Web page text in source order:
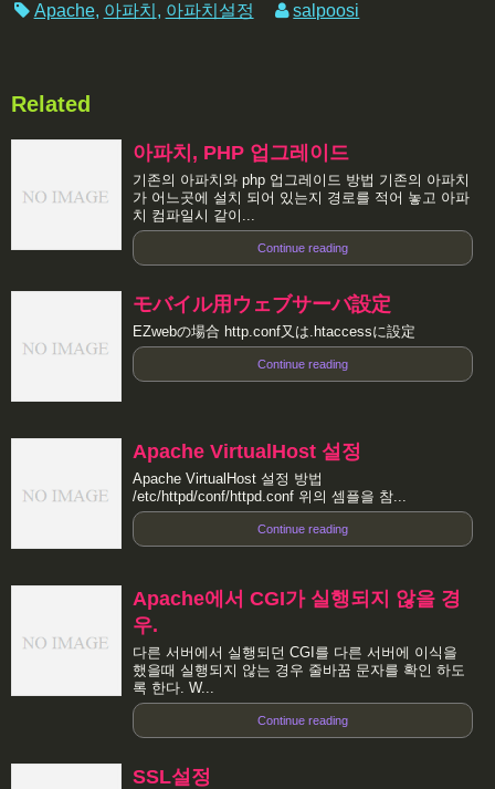
Apache, 아파치 , 아파치설정 salpoosi
Related
아파치, PHP 업그레이드
기존의 아파치와 php 업그레이드 방법 기존의 아파치
가 어느곳에 설치 되어 있는지 경로를 적어 놓고 아파
치 컴파일시 같이...
Continue reading
モバイル用ウェブサーバ設定
EZwebの場合 http.conf又は.htaccessに設定
Continue reading
Apache VirtualHost 설정
Apache VirtualHost 설정 방법
/etc/httpd/conf/httpd.conf 위의 셈플을 참...
Continue reading
Apache에서 CGI가 실행되지 않을 경
우.
다른 서버에서 실행되던 CGI를 다른 서버에 이식을
했을때 실행되지 않는 경우 줄바꿈 문자를 확인 하도
록 한다. W...
Continue reading
SSL설정